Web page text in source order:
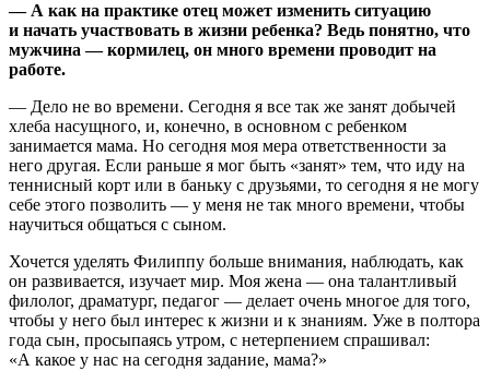
— А как на практике отец может изменить ситуацию
и начать участвовать в жизни ребенка? Ведь понятно, что
мужчина — кормилец, он много времени проводит на
работе.
— Дело не во времени. Сегодня я все так же занят добычей
хлеба насущного, и, конечно, в основном с ребенком
занимается мама. Но сегодня моя мера ответственности за
него другая. Если раньше я мог быть «занят» тем, что иду на
теннисный корт или в баньку с друзьями, то сегодня я не могу
себе этого позволить — у меня не так много времени, чтобы
научиться общаться с сыном.
Хочется уделять Филиппу больше внимания, наблюдать, как
он развивается, изучает мир. Моя жена — она талантливый
филолог, драматург, педагог — делает очень многое для того,
чтобы у него был интерес к жизни и к знаниям. Уже в полтора
года сын, просыпаясь утром, с нетерпением спрашивал:
«А какое у нас на сегодня задание, мама?»